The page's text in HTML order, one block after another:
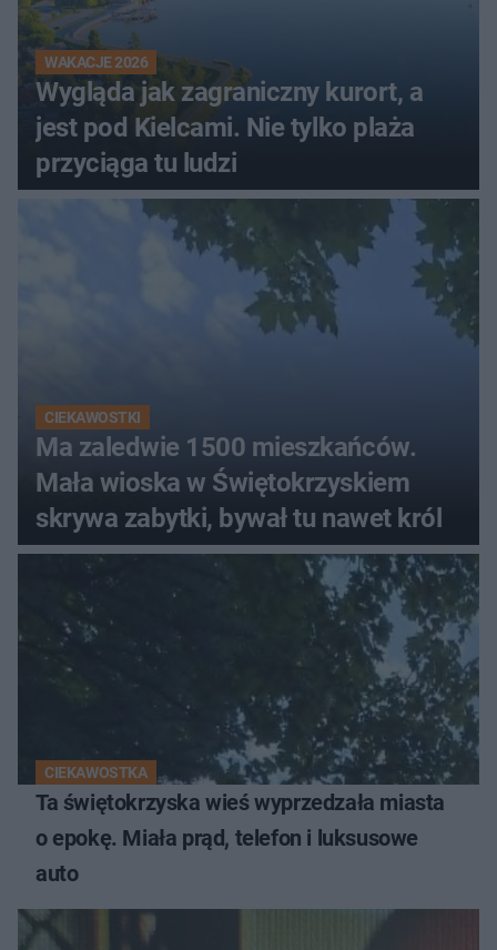
WAKACJE 2026
Wygląda jak zagraniczny kurort, a
jest pod Kielcami. Nie tylko plaża
przyciąga tu ludzi
CIEKAWOSTKI
Ma zaledwie 1500 mieszkańców.
Mała wioska w Świętokrzyskiem
skrywa zabytki, bywał tu nawet król
CIEKAWOSTKA
Ta świętokrzyska wieś wyprzedzała miasta
o epokę. Miała prąd, telefon i luksusowe
auto